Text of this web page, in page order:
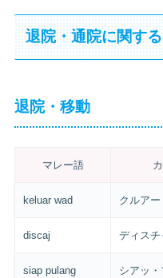
退院・通院に関す
退院・移動
マレー語
keluar wad クルアー
discaj ディスチ
siap pulang シアッ・